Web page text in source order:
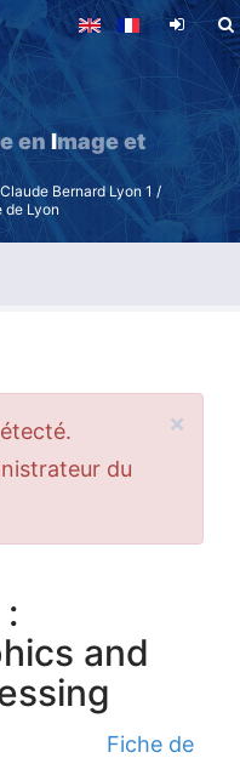
enImage et
Bernard Lyon 1 /
de Lyon
×
du
and
Fiche de